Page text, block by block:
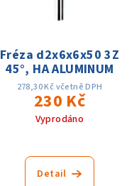
Fréza d2x6x6x50 3Z
45°, HA ALUMINUM
278,30 Kč včetně DPH
230 Kč
Vyprodáno
Detail